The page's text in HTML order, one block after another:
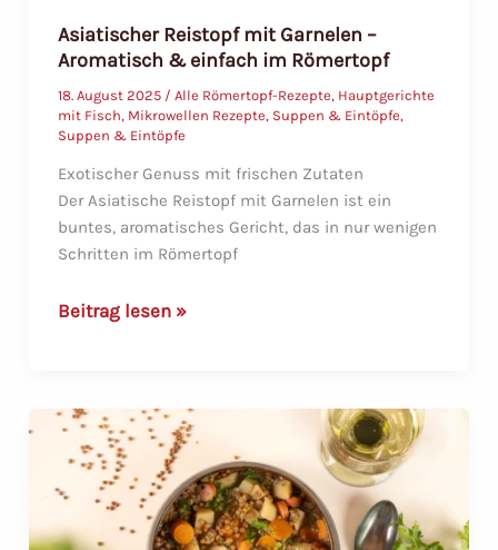
Asiatischer Reistopf mit Garnelen –
Aromatisch & einfach im Römertopf
18. August 2025 / Alle Römertopf-Rezepte, Hauptgerichte
mit Fisch, Mikrowellen Rezepte, Suppen & Eintöpfe,
Suppen & Eintöpfe
Exotischer Genuss mit frischen Zutaten
Der Asiatische Reistopf mit Garnelen ist ein
buntes, aromatisches Gericht, das in nur wenigen
Schritten im Römertopf
Asiatischer
Garnelen
–
Aromatisch
&
einfach
Beitrag lesen »